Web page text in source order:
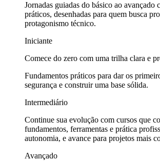
Jornadas guiadas do básico ao avançado
práticos, desenhadas para quem busca
protagonismo técnico.
Iniciante
Comece do zero com uma trilha clara e
Fundamentos práticos para dar os
segurança e construir uma base sólida.
Intermediário
Continue sua evolução com cursos que
fundamentos, ferramentas e prática
autonomia, e avance para projetos mais
Avançado